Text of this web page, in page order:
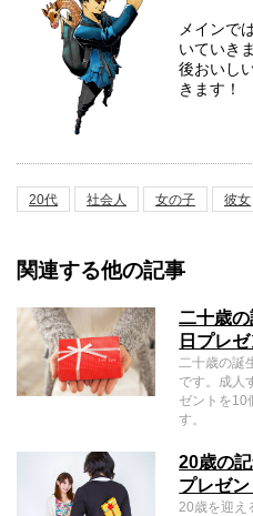
メインで
いていき
後おいし
きます！
20代 社会人 女の子 彼女
関連する他の記事
二十歳
日プレ
二十歳の誕
です。成人
ゼントを10
す。
20歳の
プレゼン
20歳を迎え